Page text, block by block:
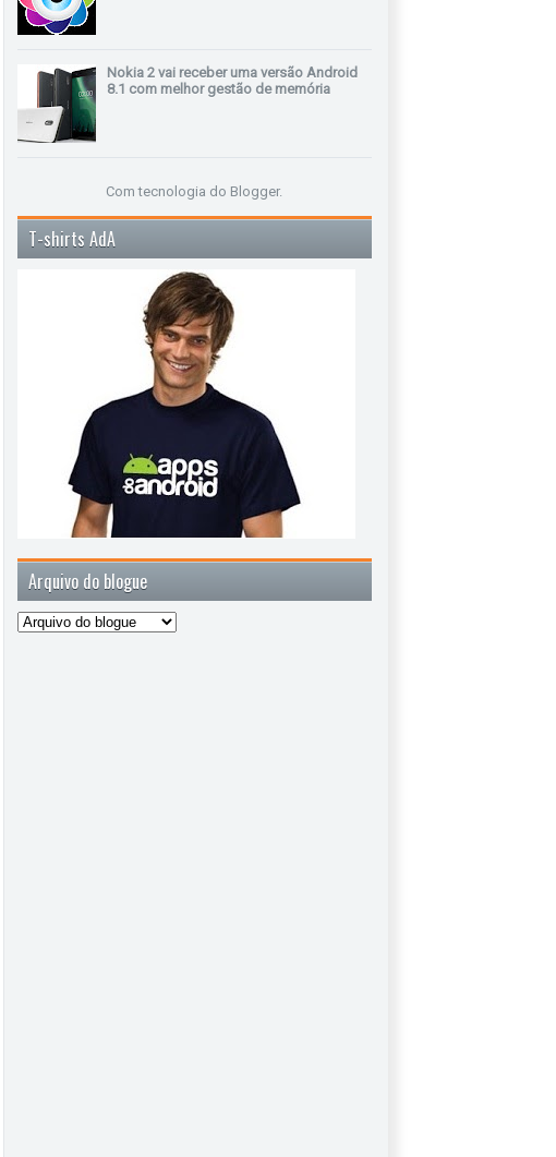
Nokia 2 vai receber uma versão Android
8.1 com melhor gestão de memória
Com tecnologia do Blogger.
T-shirts AdA
Arquivo do blogue